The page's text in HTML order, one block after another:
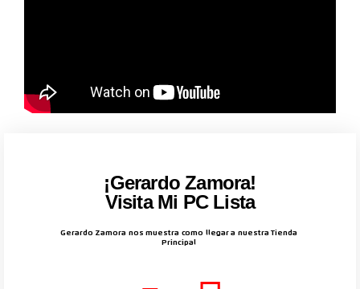
¡Gerardo Zamora!
Visita Mi PC Lista
Gerardo Zamora nos muestra como llegar a nuestra Tienda
Principal